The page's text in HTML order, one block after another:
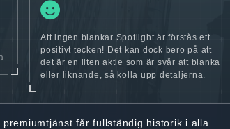
Att ingen blankar Spotlight är förstås ett
positivt tecken! Det kan dock bero på att
det är en liten aktie som är svår att blanka
eller liknande, så kolla upp detaljerna.
premiumtjänst fårfullständig historik i alla